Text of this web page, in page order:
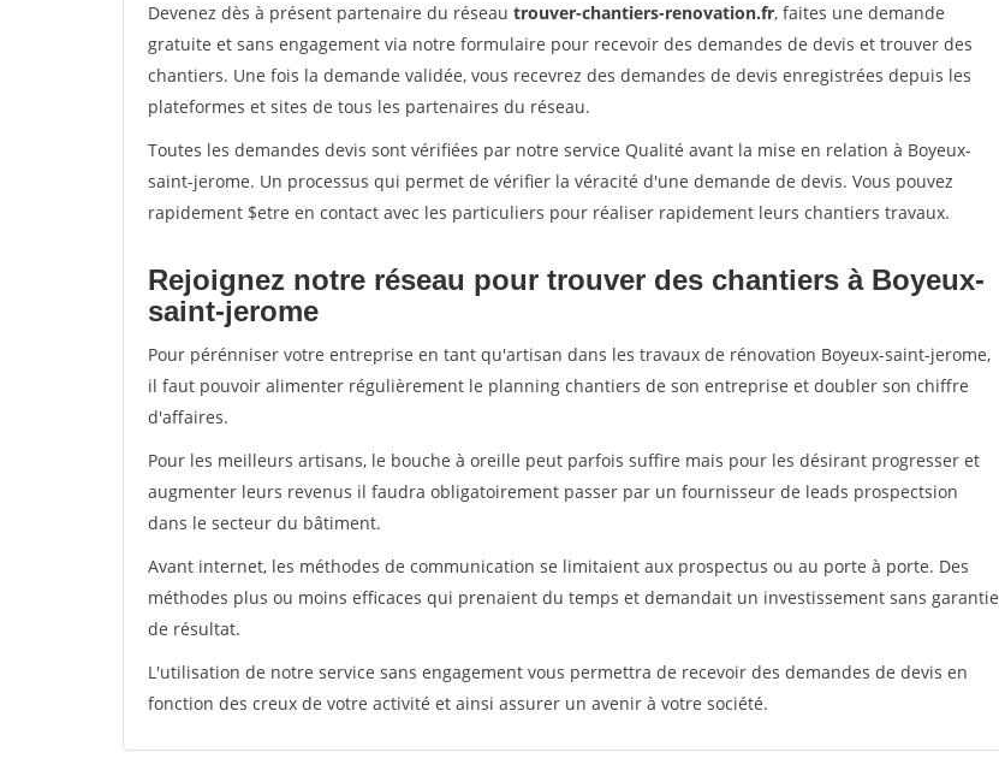
Devenez dès à présent partenaire du réseau trouver-chantiers-renovation.fr, faites une demande
gratuite et sans engagement via notre formulaire pour recevoir des demandes de devis et trouver des
chantiers. Une fois la demande validée, vous recevrez des demandes de devis enregistrées depuis les
plateformes et sites de tous les partenaires du réseau.
Toutes les demandes devis sont vérifiées par notre service Qualité avant la mise en relation à Boyeux-
saint-jerome. Un processus qui permet de vérifier la véracité d'une demande de devis. Vous pouvez
rapidement $etre en contact avec les particuliers pour réaliser rapidement leurs chantiers travaux.
Rejoignez notre réseau pour trouver des chantiers à Boyeux-
saint-jerome
Pour pérénniser votre entreprise en tant qu'artisan dans les travaux de rénovation Boyeux-saint-jerome,
il faut pouvoir alimenter régulièrement le planning chantiers de son entreprise et doubler son chiffre
d'affaires.
Pour les meilleurs artisans, le bouche à oreille peut parfois suffire mais pour les désirant progresser et
augmenter leurs revenus il faudra obligatoirement passer par un fournisseur de leads prospectsion
dans le secteur du bâtiment.
Avant internet, les méthodes de communication se limitaient aux prospectus ou au porte à porte. Des
méthodes plus ou moins efficaces qui prenaient du temps et demandait un investissement sans garantie
de résultat.
L'utilisation de notre service sans engagement vous permettra de recevoir des demandes de devis en
fonction des creux de votre activité et ainsi assurer un avenir à votre société.